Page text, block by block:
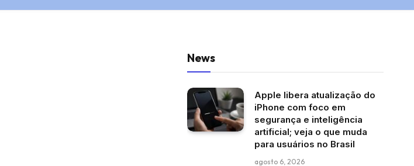
News
Apple libera atualização do
iPhone com foco em
segurança e inteligência
artificial; veja o que muda
para usuários no Brasil
agosto 6, 2026